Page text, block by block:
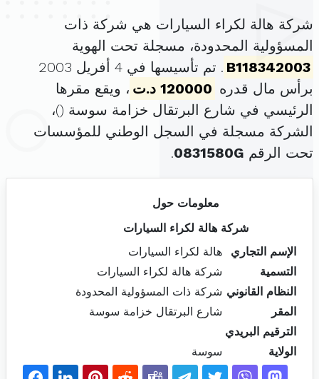
شركة هالة لكراء السيارات هي شركة ذات
المسؤولية المحدودة، مسجلة تحت الهوية
B118342003
. تم تأسيسها في 4 أفريل 2003
برأس مال قدره 120000 د.ت
، ويقع مقرها
الرئيسي في شارع البرتقال خزامة سوسة ()،
الشركة مسجلة في السجل الوطني للمؤسسات
تحت الرقم 0831580G
.
معلومات حول
شركة هالة لكراء السيارات
الإسم التجاري
هالة لكراء السيارات
التسمية
شركة هالة لكراء السيارات
النظام القانوني شركة ذات المسؤولية المحدودة
المقر
شارع البرتقال خزامة سوسة
الترقيم البريدي
الولاية
سوسة